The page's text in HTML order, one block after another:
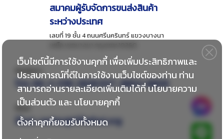
เว็บไซต์นี้มีการใช้งานคุกกี้ เพื่อเพิ่มประสิทธิภาพและ
ประสบการณ์ที่ดีในการใช้งานเว็บไซต์ของท่าน ท่าน
สามารถอ่านรายละเอียดเพิ่มเติมได้ที่นโยบายความ
เป็นส่วนตัว และนโยบายคุกกี้
ตั้งค่าคุกกี้ยอมรับทั้งหมด
สมาคมผู้รับจัดการขนส่งสินค้า
ระหว่างประเทศ
เลขที่ 19 ชั้น 4 ถนนศรีนครินทร์ แขวงบางนา
ติดต่อเรา
โทร: 66-2-018-2828 EXT. 8802-8806
อีเมล
อีเมล:center@tiffathai.org